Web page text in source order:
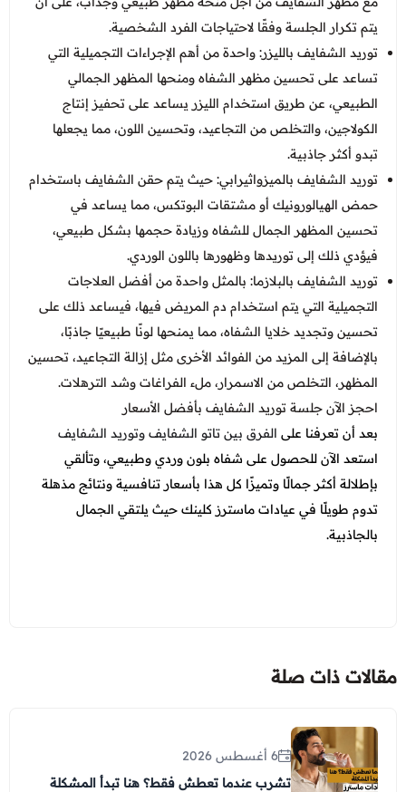
يتم تكرار الجلسة وفقًا لاحتياجات الفرد الشخصية.
توريد الشفايف بالليزر: واحدة من أهم الإجراءات التجميلية التي
تساعد على تحسين مظهر الشفاه ومنحها المظهر الجمالي
الطبيعي، عن طريق استخدام الليزر يساعد على تحفيز إنتاج
الكولاجين، والتخلص من التجاعيد، وتحسين اللون، مما يجعلها
تبدو أكثر جاذبية.
توريد الشفايف بالميزواثيرابي: حيث يتم حقن الشفايف باستخدام
حمض الهيالورونيك أو مشتقات البوتكس، مما يساعد في
تحسين المظهر الجمال للشفاه وزيادة حجمها بشكل طبيعي،
فيؤدي ذلك إلى توريدها وظهورها باللون الوردي.
توريد الشفايف بالبلازما: بالمثل واحدة من أفضل العلاجات
التجميلية التي يتم استخدام دم المريض فيها، فيساعد ذلك على
تحسين وتجديد خلايا الشفاه، مما يمنحها لونًا طبيعيًا جاذبًا،
بالإضافة إلى المزيد من الفوائد الأخرى مثل إزالة التجاعيد، تحسين
المظهر، التخلص من الاسمرار، ملء الفراغات وشد الترهلات.
احجز الآنجلسة توريد الشفايفبأفضل الأسعار
بعد أن تعرفنا علىالفرق بين تاتو الشفايف وتوريد الشفايف
استعد الآن للحصول على شفاه بلون وردي وطبيعي، وتألقي
بإطلالة أكثر جمالًا وتميزًا كل هذا بأسعار تنافسية ونتائج مذهلة
تدوم طويلًا في عيادات ماسترز كلينك حيث يلتقي الجمال
بالجاذبية.
مقالات ذات صلة
6 أغسطس 2026
تشرب عندما تعطش فقط؟ هنا تبدأ المشكلة